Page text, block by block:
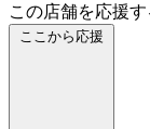
この店舗を応援す
ここから応援